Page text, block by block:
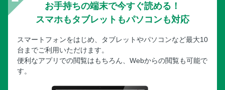
お手持ちの端末で今すぐ読める！
スマホもタブレットもパソコンも対応
スマートフォンをはじめ、タブレットやパソコンなど最大10
台までご利用いただけます。
便利なアプリでの閲覧はもちろん、Webからの閲覧も可能で
す。